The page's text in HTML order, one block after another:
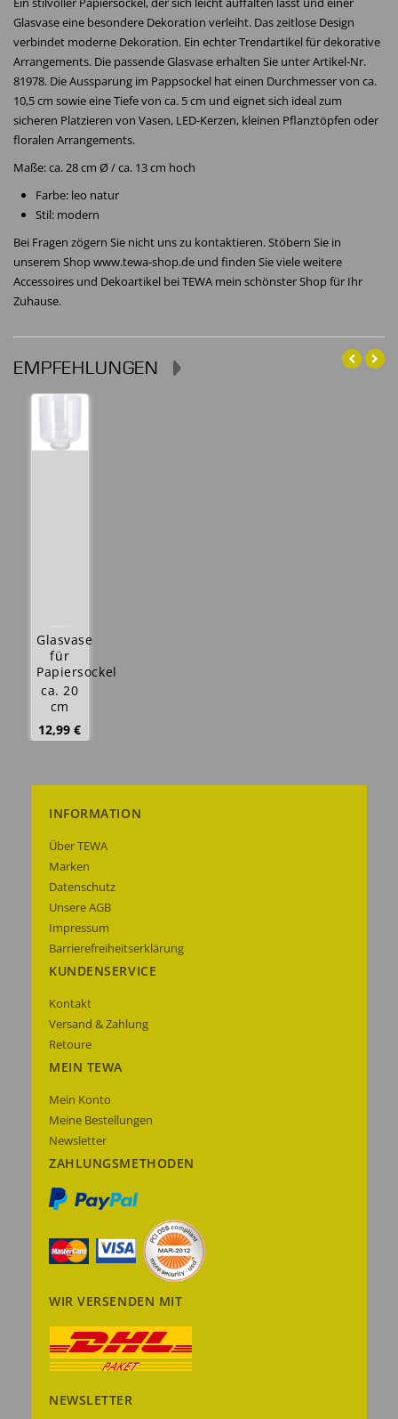
Glasvase eine besondere Dekoration verleiht. Das zeitlose Design
verbindet moderne Dekoration. Ein echter Trendartikel für dekorative
Arrangements. Die passende Glasvase erhalten Sie unter Artikel-Nr.
81978. Die Aussparung im Pappsockel hat einen Durchmesser von ca.
10,5 cm sowie eine Tiefe von ca. 5 cm und eignet sich ideal zum
sicheren Platzieren von Vasen, LED-Kerzen, kleinen Pflanztöpfen oder
floralen Arrangements.
Maße: ca. 28 cm Ø / ca. 13 cm hoch
Farbe: leo natur
Stil: modern
Bei Fragen zögern Sie nicht uns zu kontaktieren. Stöbern Sie in
unserem Shop www.tewa-shop.de und finden Sie viele weitere
Accessoires und Dekoartikel bei TEWA mein schönster Shop für Ihr
Zuhause.
EMPFEHLUNGEN
Glasvase
für
Papiersockel
ca. 20
cm
12,99 €
INFORMATION
Über TEWA
Marken
Datenschutz
Unsere AGB
Impressum
Barrierefreiheitserklärung
KUNDENSERVICE
Kontakt
Versand & Zahlung
Retoure
MEIN TEWA
Mein Konto
Meine Bestellungen
Newsletter
ZAHLUNGSMETHODEN
WIR VERSENDEN MIT
NEWSLETTER